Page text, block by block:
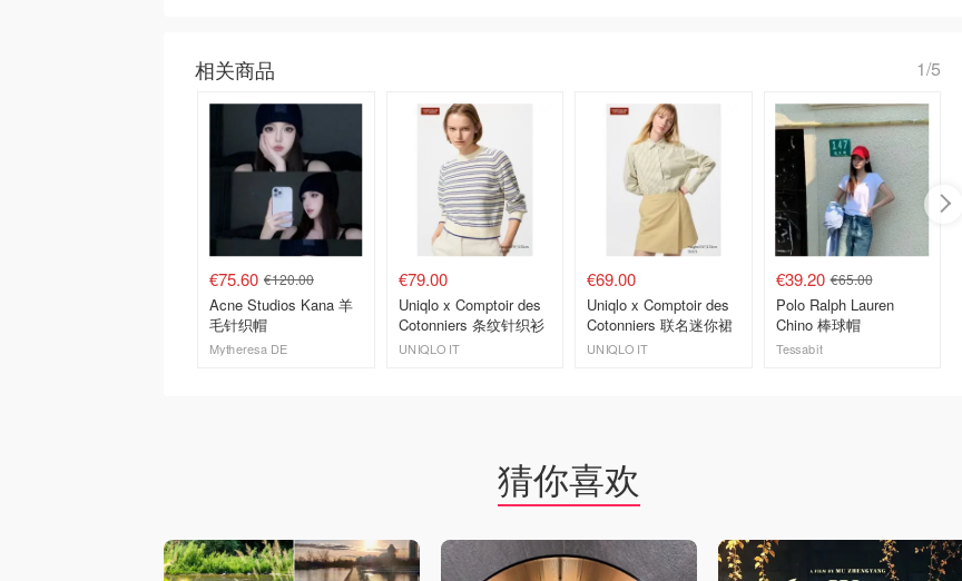
相关商品 1/5
€75.60 €120.00
Acne Studios Kana 羊
毛针织帽
Mytheresa DE
€79.00
Uniqlo x Comptoir des
Cotonniers 条纹针织衫
UNIQLO IT
€69.00
Uniqlo x Comptoir des
Cotonniers 联名迷你裙
UNIQLO IT
€39.20 €65.00
Polo Ralph Lauren
Chino 棒球帽
Tessabit
猜你喜欢